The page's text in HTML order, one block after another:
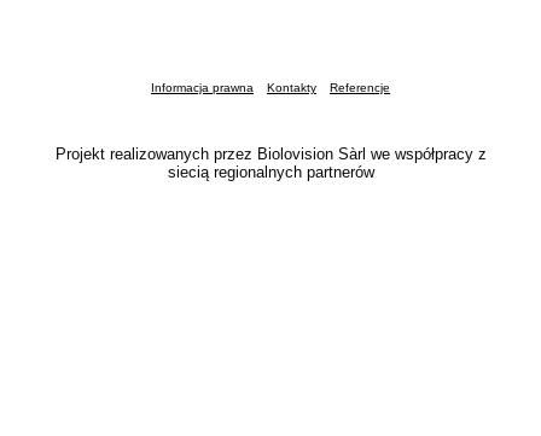
Informacja prawna Kontakty Referencje
Projekt realizowanych przez Biolovision Sàrl we współpracy z
siecią regionalnych partnerów